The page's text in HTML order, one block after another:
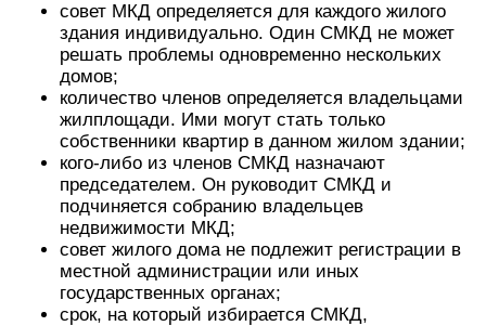
совет МКД определяется для каждого жилого
здания индивидуально. Один СМКД не может
решать проблемы одновременно нескольких
домов;
количество членов определяется владельцами
жилплощади. Ими могут стать только
собственники квартир в данном жилом здании;
кого-либо из членов СМКД назначают
председателем. Он руководит СМКД и
подчиняется собранию владельцев
недвижимости МКД;
совет жилого дома не подлежит регистрации в
местной администрации или иных
государственных органах;
срок, на который избирается СМКД,